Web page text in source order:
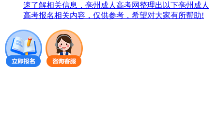
速了解相关信息，亳州成人高考网整理出以下亳州成人
高考报名相关内容，仅供参考，希望对大家有所帮助!